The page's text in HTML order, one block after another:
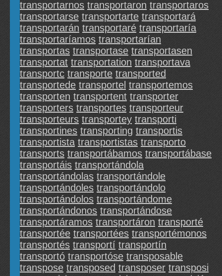
transportarnos transportaron transportaros
transportarse transportarte transportará
transportarán transportaré transportaría
transportaríamos transportarían
transportas transportase transportasen
transportat transportation transportava
transportc transporte transported
transportede transportel transportemos
transporten transportent transporter
transporters transportes transporteur
transporteurs transportey transporti
transportines transporting transportis
transportista transportistas transporto
transports transportábamos transportábase
transportáis transportándola
transportándolas transportándole
transportándoles transportándolo
transportándolos transportándome
transportándonos transportándose
transportáramos transportáron transporté
transportée transportées transportémonos
transportés transportí transportín
transportó transportóse transposable
transpose transposed transposer transposi